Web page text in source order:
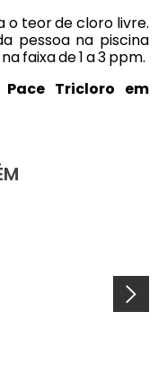
o teor de cloro livre.
pessoa na piscina
faixa de 1 a 3 ppm.
Tricloro em